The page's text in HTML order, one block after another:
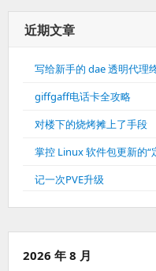
近期文章
写给新手的 dae 透明代理
giffgaff电话卡全攻略
对楼下的烧烤摊上了手段
掌控 Linux 软件包更新
记一次PVE升级
2026 年 8 月